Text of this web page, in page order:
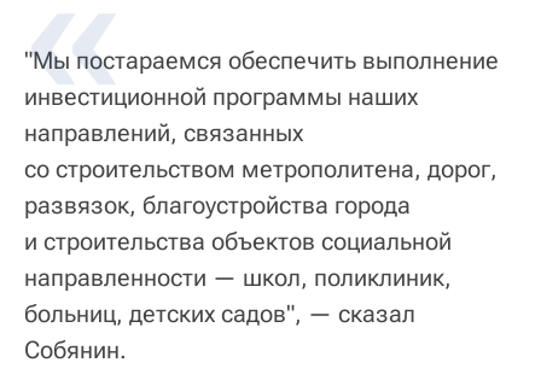
"Мы постараемся обеспечить выполнение
инвестиционной программы наших
направлений, связанных
со строительством метрополитена, дорог,
развязок, благоустройства города
и строительства объектов социальной
направленности — школ, поликлиник,
больниц, детских садов", — сказал
Собянин.